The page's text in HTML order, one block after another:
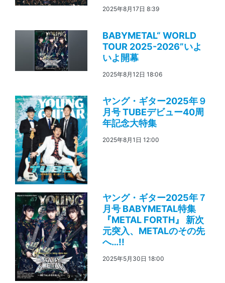
2025年8月17日 8:39
BABYMETAL“ WORLD
TOUR 2025-2026”いよ
いよ開幕
2025年8月12日 18:06
ヤング・ギター2025年９
月号 TUBEデビュー40周
年記念大特集
2025年8月1日 12:00
ヤング・ギター2025年７
月号 BABYMETAL特集
『METAL FORTH』 新次
元突入、METALのその先
へ…!!
2025年5月30日 18:00